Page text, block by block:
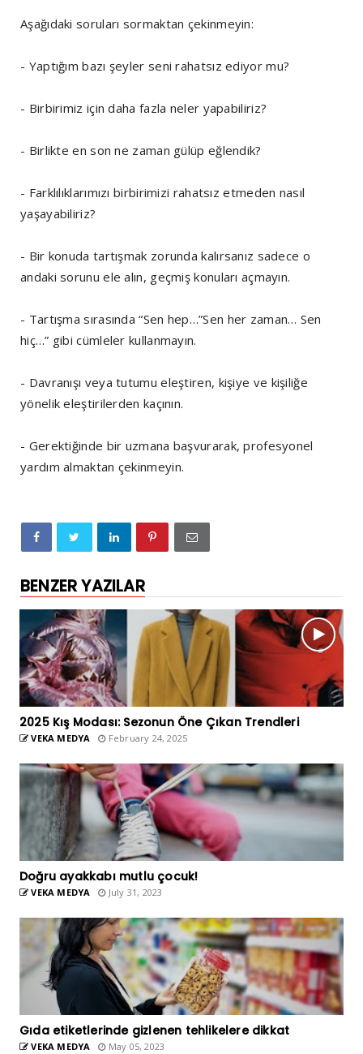
Aşağıdaki soruları sormaktan çekinmeyin:
- Yaptığım bazı şeyler seni rahatsız ediyor mu?
- Birbirimiz için daha fazla neler yapabiliriz?
- Birlikte en son ne zaman gülüp eğlendik?
- Farklılıklarımızı birbirimizi rahatsız etmeden nasıl
yaşayabiliriz?
- Bir konuda tartışmak zorunda kalırsanız sadece o
andaki sorunu ele alın, geçmiş konuları açmayın.
- Tartışma sırasında “Sen hep…”Sen her zaman… Sen
hiç…” gibi cümleler kullanmayın.
- Davranışı veya tutumu eleştiren, kişiye ve kişiliğe
yönelik eleştirilerden kaçının.
- Gerektiğinde bir uzmana başvurarak, profesyonel
yardım almaktan çekinmeyin.
BENZER YAZILAR
2025 Kış Modası: Sezonun Öne Çıkan Trendleri
VEKA MEDYA February 24, 2025
Doğru ayakkabı mutlu çocuk!
VEKA MEDYA July 31, 2023
Gıda etiketlerinde gizlenen tehlikelere dikkat
VEKA MEDYA May 05, 2023